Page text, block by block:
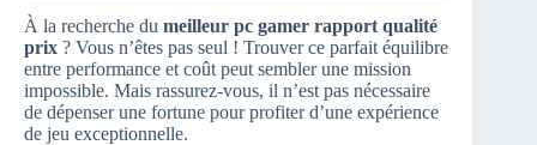
À la recherche du meilleur pc gamer rapport qualité
prix ? Vous n’êtes pas seul ! Trouver ce parfait équilibre
entre performance et coût peut sembler une mission
impossible. Mais rassurez-vous, il n’est pas nécessaire
de dépenser une fortune pour profiter d’une expérience
de jeu exceptionnelle.